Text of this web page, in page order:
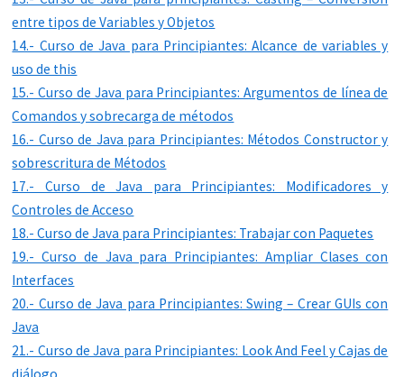
entre tipos de Variables y Objetos
14.- Curso de Java para Principiantes: Alcance de variables y
uso de this
15.- Curso de Java para Principiantes: Argumentos de línea de
Comandos y sobrecarga de métodos
16.- Curso de Java para Principiantes: Métodos Constructor y
sobrescritura de Métodos
17.- Curso de Java para Principiantes: Modificadores y
Controles de Acceso
18.- Curso de Java para Principiantes: Trabajar con Paquetes
19.- Curso de Java para Principiantes: Ampliar Clases con
Interfaces
20.- Curso de Java para Principiantes: Swing – Crear GUIs con
Java
21.- Curso de Java para Principiantes: Look And Feel y Cajas de